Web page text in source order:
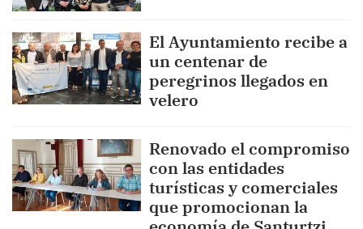
El Ayuntamiento recibe a
un centenar de
peregrinos llegados en
velero
Renovado el compromiso
con las entidades
turísticas y comerciales
que promocionan la